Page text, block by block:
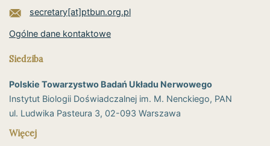
secretary[at]ptbun.org.pl
Ogólne dane kontaktowe
Siedziba
Polskie Towarzystwo Badań Układu Nerwowego
Instytut Biologii Doświadczalnej im. M. Nenckiego, PAN
ul. Ludwika Pasteura 3, 02-093 Warszawa
Więcej